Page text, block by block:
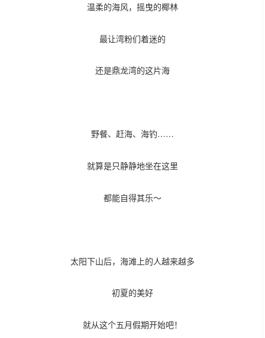
温柔的海风，摇曳的椰林
最让湾粉们着迷的
还是鼎龙湾的这片海
野餐、赶海、海钓……
就算是只静静地坐在这里
都能自得其乐～
太阳下山后，海滩上的人越来越多
初夏的美好
就从这个五月假期开始吧！